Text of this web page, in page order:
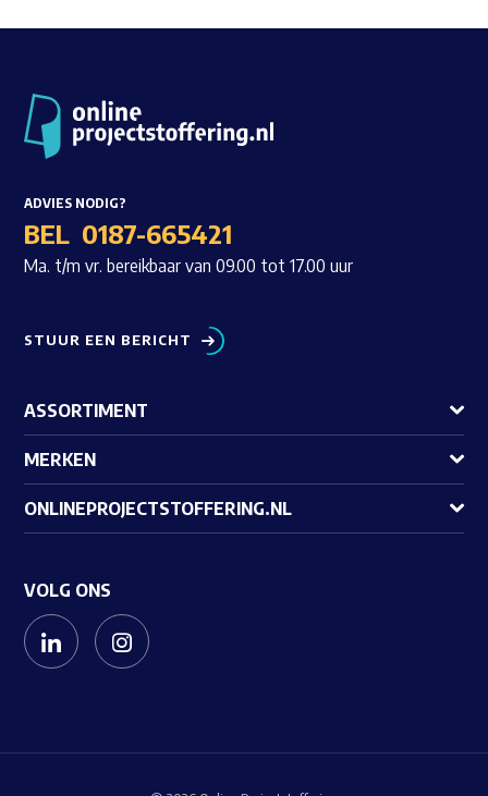
ADVIES NODIG?
BEL 0187-665421
Ma. t/m vr. bereikbaar van 09.00 tot 17.00 uur
STUUR EEN BERICHT
ASSORTIMENT
MERKEN
ONLINEPROJECTSTOFFERING.NL
VOLG ONS